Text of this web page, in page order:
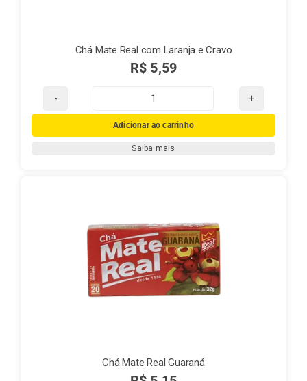
Chá Mate Real com Laranja e Cravo
R$ 5,59
Chá
Mate
Real
quantidade
Adicionar ao carrinho
Saiba mais
Chá Mate Real Guaraná